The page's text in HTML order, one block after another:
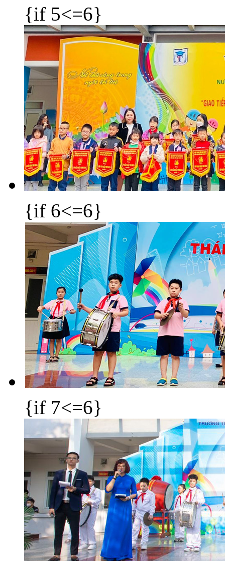
{if 5<=6}
{if 6<=6}
{if 7<=6}